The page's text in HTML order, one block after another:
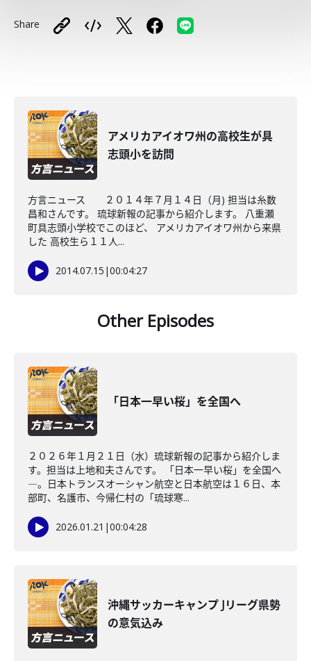
Share
アメリカアイオワ州の高校生が具
志頭小を訪問
方言ニュース ２０１４年７月１４日（月) 担当は糸数
昌和さんです。 琉球新報の記事から紹介します。 八重瀬
町具志頭小学校でこのほど、 アメリカアイオワ州から来県
した 高校生ら１１人...
2014.07.15 |00:04:27
Other Episodes
「日本一早い桜」を全国へ
２０２６年１月２１日（水）琉球新報の記事から紹介しま
す。担当は上地和夫さんです。 「日本一早い桜」を全国へ
―。日本トランスオーシャン航空と日本航空は１６日、本
部町、名護市、今帰仁村の「琉球寒...
2026.01.21 |00:04:28
沖縄サッカーキャンプ Jリーグ県勢
の意気込み